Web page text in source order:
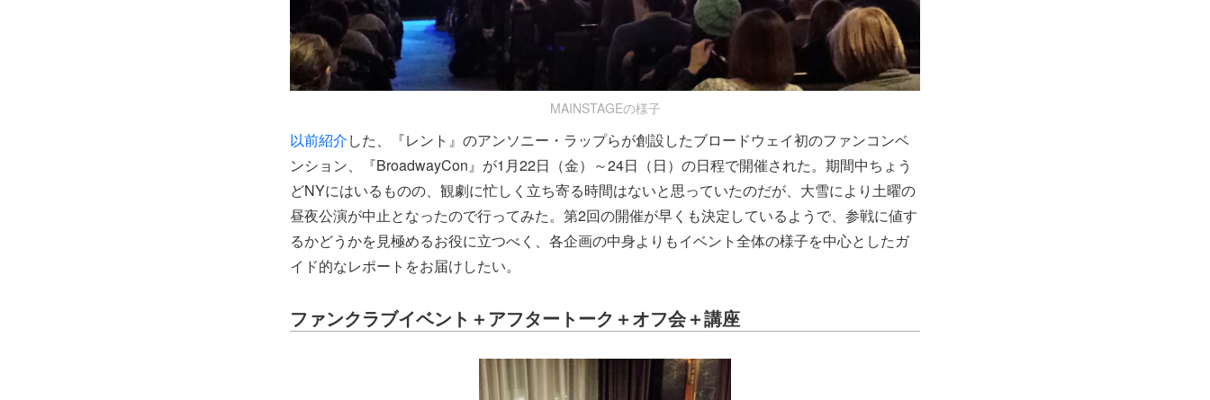
MAINSTAGEの様子
以前紹介した、『レント』のアンソニー・ラップらが創設したブロードウェイ初のファンコンベ
ンション、『BroadwayCon』が1月22日（金）～24日（日）の日程で開催された。期間中ちょう
どNYにはいるものの、観劇に忙しく立ち寄る時間はないと思っていたのだが、大雪により土曜の
昼夜公演が中止となったので行ってみた。第2回の開催が早くも決定しているようで、参戦に値す
るかどうかを見極めるお役に立つべく、各企画の中身よりもイベント全体の様子を中心としたガ
イド的なレポートをお届けしたい。
ファンクラブイベント＋アフタートーク＋オフ会＋講座